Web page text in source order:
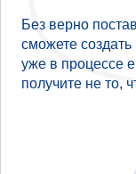
Без верно
сможете
уже в процессе
получите не то,